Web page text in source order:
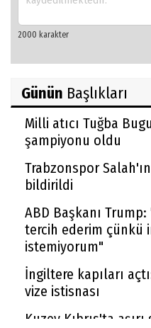
Günün Başlıkları
Milli atıcı Tuğba
şampiyonu oldu
Trabzonspor
bildirildi
ABD Başkanı
tercih ederim çünkü
istemiyorum"
İngiltere kapıları
vize istisnası
Kuzey Kıbrıs'ta